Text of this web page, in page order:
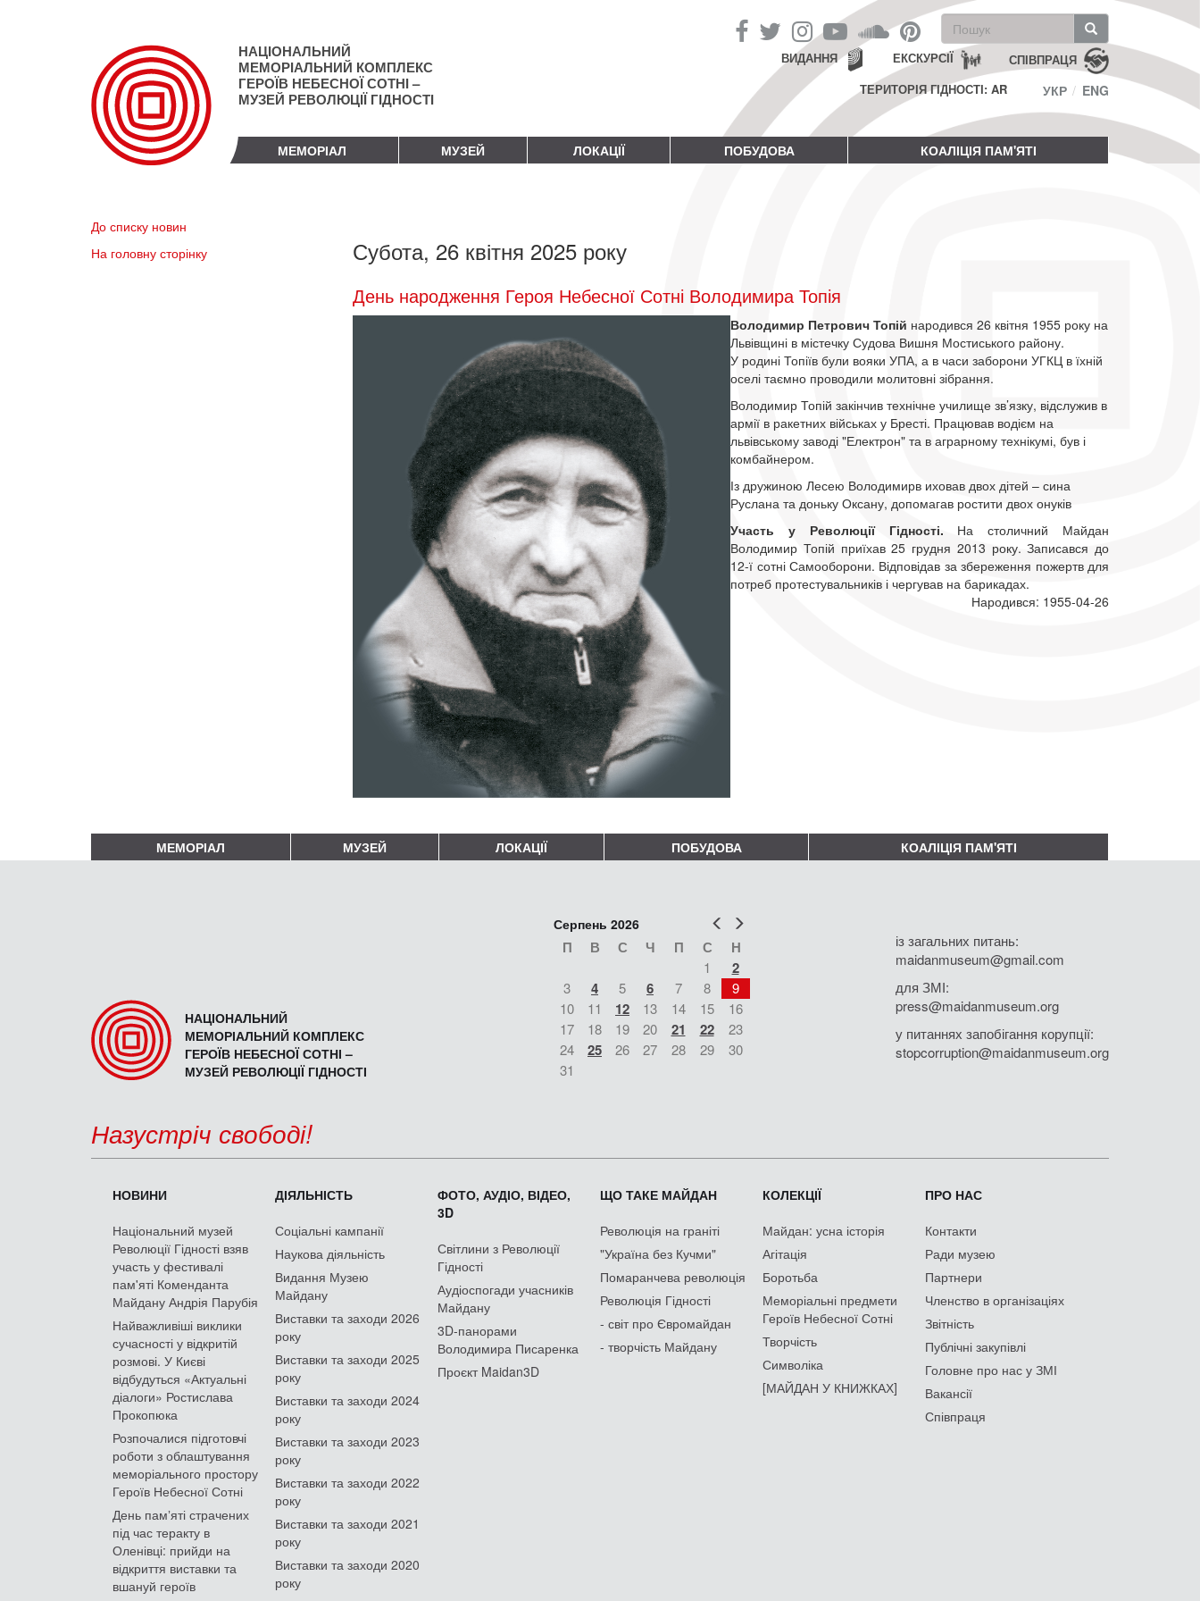
НАЦІОНАЛЬНИЙ
МЕМОРІАЛЬНИЙ КОМПЛЕКС
ГЕРОЇВ НЕБЕСНОЇ СОТНІ –
МУЗЕЙ РЕВОЛЮЦІЇ ГІДНОСТІ
Пошукова
форма
Пошук СПІВПРАЦЯ
ЕКСКУРСІЇ
ВИДАННЯ
ТЕРИТОРІЯ ГІДНОСТІ: AR
УКР ENG
МЕМОРІАЛ МУЗЕЙ ЛОКАЦІЇ ПОБУДОВА КОАЛІЦІЯ ПАМ'ЯТІ
До списку новин
На головну сторінку
Субота, 26 квітня 2025 року
День народження Героя Небесної Сотні Володимира Топія
Володимир Петрович Топій народився 26 квітня 1955 року на
Львівщині в містечку Судова Вишня Мостиського району.
У родині Топіїв були вояки УПА, а в часи заборони УГКЦ в їхній
оселі таємно проводили молитовні зібрання.
Володимир Топій закінчив технічне училище зв’язку, відслужив в
армії в ракетних військах у Бресті. Працював водієм на
львівському заводі "Електрон" та в аграрному технікумі, був і
комбайнером.
Із дружиною Лесею Володимирв иховав двох дітей – сина
Руслана та доньку Оксану, допомагав ростити двох онуків
Участь у Революції Гідності. На столичний Майдан
Володимир Топій приїхав 25 грудня 2013 року. Записався до
12-ї сотні Самооборони. Відповідав за збереження пожертв для
потреб протестувальників і чергував на барикадах.
Народився: 1955-04-26
МЕМОРІАЛ МУЗЕЙ ЛОКАЦІЇ ПОБУДОВА КОАЛІЦІЯ ПАМ'ЯТІ
НАЦІОНАЛЬНИЙ
МЕМОРІАЛЬНИЙ КОМПЛЕКС
ГЕРОЇВ НЕБЕСНОЇ СОТНІ –
МУЗЕЙ РЕВОЛЮЦІЇ ГІДНОСТІ
Попер
Серпень 2026
П В С Ч П С Н
1 2
3 4 5 6 7 8
9
10
11 12 13 14 15
16
17
18 19 20 21 22
23
24
25 26 27 28 29
30
31
із загальних питань:
maidanmuseum@gmail.com
для ЗМІ:
press@maidanmuseum.org
у питаннях запобігання корупції:
stopcorruption@maidanmuseum.org
Назустріч свободі!
НОВИНИ
Національний музей
Революції Гідності взяв
участь у фестивалі
пам'яті Коменданта
Майдану Андрія Парубія
Найважливіші виклики
сучасності у відкритій
розмові. У Києві
відбудуться «Актуальні
діалоги» Ростислава
Прокопюка
Розпочалися підготовчі
роботи з облаштування
меморіального простору
Героїв Небесної Сотні
День памʼяті страчених
під час теракту в
Оленівці: прийди на
відкриття виставки та
вшануй героїв
ДІЯЛЬНІСТЬ
Соціальні кампанії
Наукова діяльність
Видання Музею
Майдану
Виставки та заходи 2026
року
Виставки та заходи 2025
року
Виставки та заходи 2024
року
Виставки та заходи 2023
року
Виставки та заходи 2022
року
Виставки та заходи 2021
року
Виставки та заходи 2020
року
ФОТО, АУДІО, ВІДЕО,
3D
Світлини з Революції
Гідності
Аудіоспогади учасників
Майдану
3D-панорами
Володимира Писаренка
Проєкт Maidan3D
ЩО ТАКЕ МАЙДАН
Революція на граніті
"Україна без Кучми"
Помаранчева революція
Революція Гідності
- світ про Євромайдан
- творчість Майдану
КОЛЕКЦІЇ
Майдан: усна історія
Агітація
Боротьба
Меморіальні предмети
Героїв Небесної Сотні
Творчість
Символіка
[МАЙДАН У КНИЖКАХ]
ПРО НАС
Контакти
Ради музею
Партнери
Членство в організаціях
Звітність
Публічні закупівлі
Головне про нас у ЗМІ
Вакансії
Співпраця